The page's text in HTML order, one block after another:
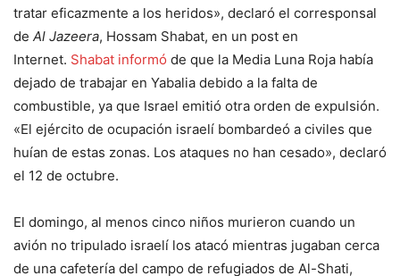
tratar eficazmente a los heridos», declaró el corresponsal
de Al Jazeera, Hossam Shabat, en un post en
Internet. Shabat informó de que la Media Luna Roja había
dejado de trabajar en Yabalia debido a la falta de
combustible, ya que Israel emitió otra orden de expulsión.
«El ejército de ocupación israelí bombardeó a civiles que
huían de estas zonas. Los ataques no han cesado», declaró
el 12 de octubre.
El domingo, al menos cinco niños murieron cuando un
avión no tripulado israelí los atacó mientras jugaban cerca
de una cafetería del campo de refugiados de Al-Shati,